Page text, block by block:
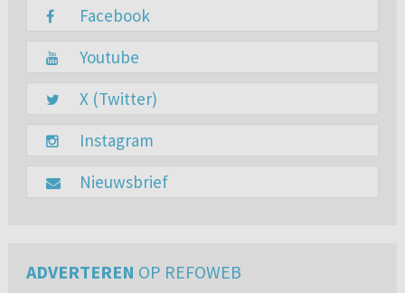
Facebook
Youtube
X (Twitter)
Instagram
Nieuwsbrief
ADVERTEREN OP REFOWEB